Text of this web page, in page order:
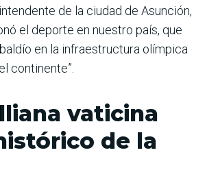
de la ciudad de Asunción,
el deporte en nuestro país, que
en la infraestructura olímpica
continente”.
vaticina
de la